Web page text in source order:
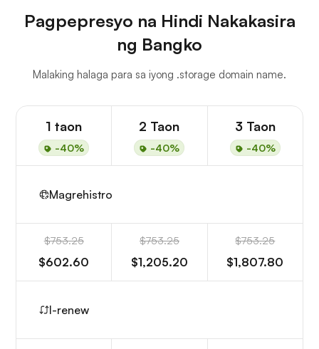
Pagpepresyo na Hindi Nakakasira
ng Bangko
Malaking halaga para sa iyong .storage domain name.
1 taon
-40%
2 Taon
-40%
3 Taon
-40%
Magrehistro
$753.25
$602.60
$753.25
$1,205.20
$753.25
$1,807.80
I-renew